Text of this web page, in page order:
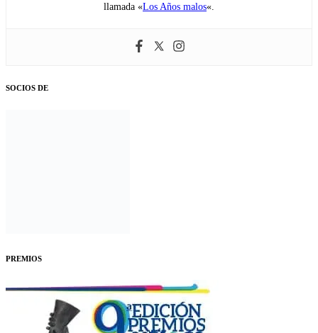
llamada «Los Años malos«.
SOCIOS DE
PREMIOS